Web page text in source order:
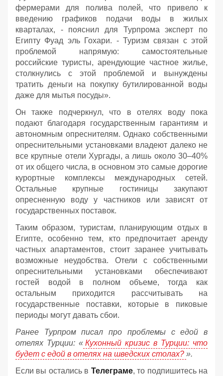
фермерами для полива полей, что привело к
введению графиков подачи воды в жилых
кварталах, - пояснил для Турпрома эксперт по
Египту Фуад эль Гохари. - Туризм связан с этой
проблемой напрямую: самостоятельные
российские туристы, арендующие частное жилье,
столкнулись с этой проблемой и вынуждены
тратить деньги на покупку бутилированной воды
даже для мытья посуды».
Он также подчеркнул, что в отелях воду пока
подают благодаря государственным гарантиям и
автономным опреснителям. Однако собственными
опреснительными установками владеют далеко не
все крупные отели Хургады, а лишь около 30–40%
от их общего числа, в основном это самые дорогие
курортные комплексы международных сетей.
Остальные крупные гостиницы закупают
опресненную воду у частников или зависят от
государственных поставок.
Таким образом, туристам, планирующим отдых в
Египте, особенно тем, кто предпочитает аренду
частных апартаментов, стоит заранее учитывать
возможные неудобства. Отели с собственными
опреснительными установками обеспечивают
гостей водой в полном объеме, тогда как
остальным приходится рассчитывать на
государственные поставки, которые в пиковые
периоды могут давать сбои.
Ранее Турпром писал про проблемы с едой в
отелях Турции: « Кухонный кризис в Турции: что
будет с едой в отелях на шведских столах? ».
Если вы остались в Телеграме, то подпишитесь на